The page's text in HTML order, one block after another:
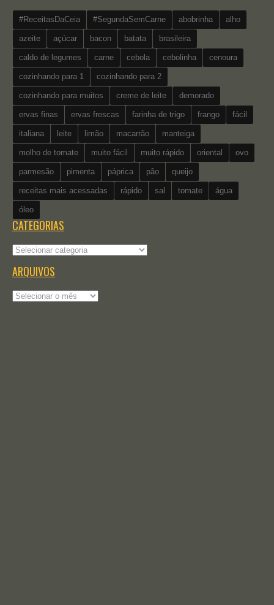
#ReceitasDaCeia #SegundaSemCarne abobrinha alho
azeite açúcar bacon batata brasileira
caldo de legumes carne cebola cebolinha cenoura
cozinhando para 1 cozinhando para 2
cozinhando para muitos creme de leite demorado
ervas finas ervas frescas farinha de trigo frango fácil
italiana leite limão macarrão manteiga
molho de tomate muito fácil muito rápido oriental ovo
parmesão pimenta páprica pão queijo
receitas mais acessadas rápido sal tomate água
óleo
CATEGORIAS
Categorias
ARQUIVOS
Arquivos